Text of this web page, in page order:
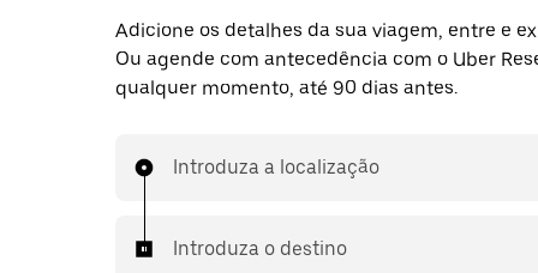
Adicione os detalhes da sua viagem, entre e
Ou agende com antecedência com o Uber
qualquer momento, até 90 dias antes.
Introduza a localização
Introduza o destino